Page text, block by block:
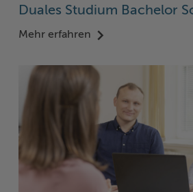
Duales Studium Bachelor
Mehr erfahren